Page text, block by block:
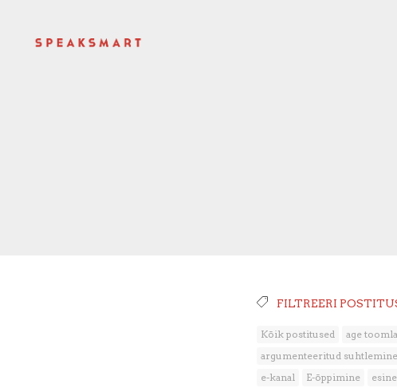
FILTREERI
Kõik postitused age toomla
argumenteeritud suhtlemine
e-kanal
E-õppimine